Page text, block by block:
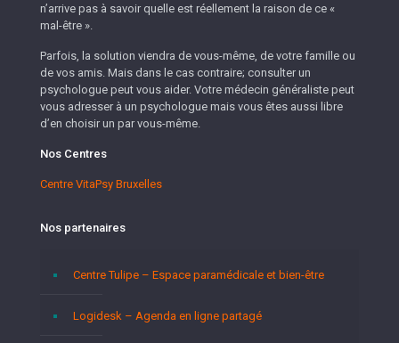
n’arrive pas à savoir quelle est réellement la raison de ce «
mal-être ».
Parfois, la solution viendra de vous-même, de votre famille ou
de vos amis. Mais dans le cas contraire; consulter un
psychologue peut vous aider. Votre médecin généraliste peut
vous adresser à un psychologue mais vous êtes aussi libre
d’en choisir un par vous-même.
Nos Centres
Centre VitaPsy Bruxelles
Nos partenaires
Centre Tulipe – Espace paramédicale et bien-être
Logidesk – Agenda en ligne partagé